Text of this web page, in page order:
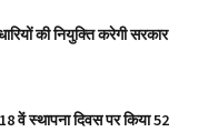
की नियुक्ति करेगी सरकार
वें स्थापना दिवस पर किया 52